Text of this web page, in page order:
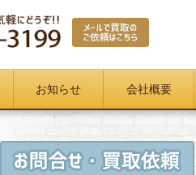
お知らせ 会社概要